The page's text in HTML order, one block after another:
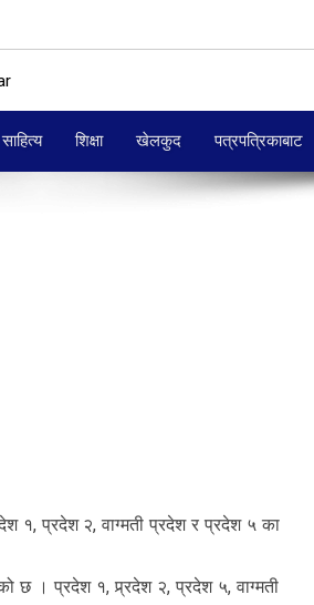
साहित्य शिक्षा खेलकुद पत्रपत्रिकाबाट
१, प्रदेश २, वाग्मती प्रदेश र प्रदेश ५ का
छ । प्रदेश १, प्र्रदेश २, प्रदेश ५, वाग्मती